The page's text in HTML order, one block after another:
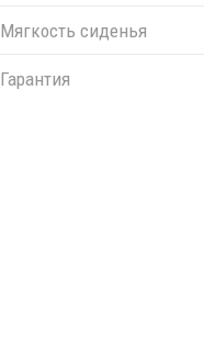
Мягкость сиденья
Гарантия